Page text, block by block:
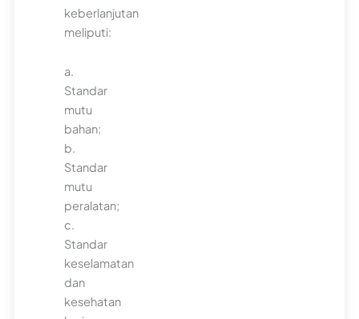
keberlanjutan
meliputi:
a.
Standar
mutu
bahan;
b.
Standar
mutu
peralatan;
c.
Standar
keselamatan
dan
kesehatan